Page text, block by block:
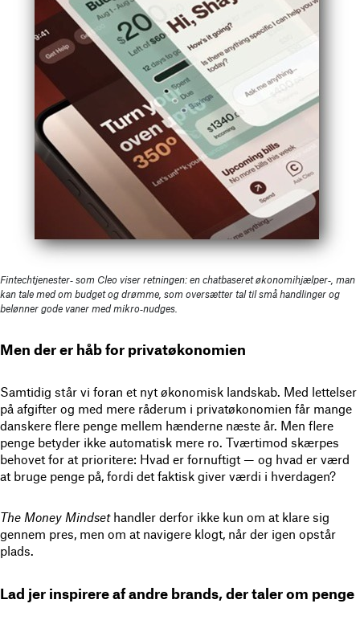
Fintechtjenester‑ som Cleo viser retningen: en chatbaseret økonomihjælper‑, man
kan tale med om budget og drømme, som oversætter tal til små handlinger og
belønner gode vaner med mikro‑nudges.
Men der er håb for privatøkonomien
Samtidig står vi foran et nyt økonomisk landskab. Med lettelser
på afgifter og med mere råderum i privatøkonomien får mange
danskere flere penge mellem hænderne næste år. Men flere
penge betyder ikke automatisk mere ro. Tværtimod skærpes
behovet for at prioritere: Hvad er fornuftigt — og hvad er værd
at bruge penge på, fordi det faktisk giver værdi i hverdagen?
The Money Mindsethandler derfor ikke kun om at klare sig
gennem pres, men om at navigere klogt, når der igen opstår
plads.
Lad jer inspirere af andre brands, der taler om penge